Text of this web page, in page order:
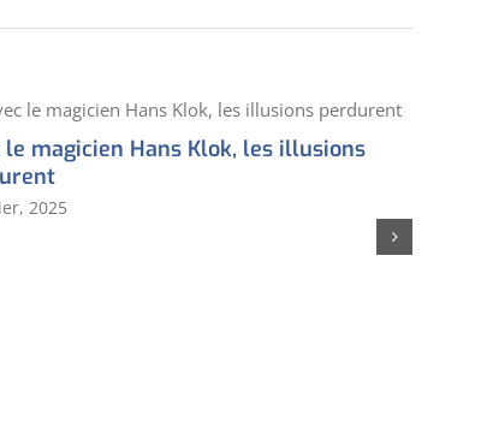
le magicien Hans Klok, les illusions
2025